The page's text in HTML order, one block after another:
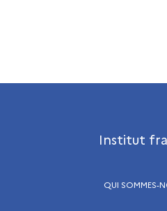
Institut
QUI SOMMES-